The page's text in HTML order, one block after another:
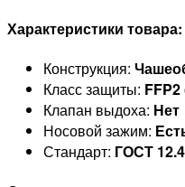
Характеристики товара:
Конструкция:
Класс защиты:
Клапан выдоха: Нет
Носовой зажим:
Стандарт: ГОСТ